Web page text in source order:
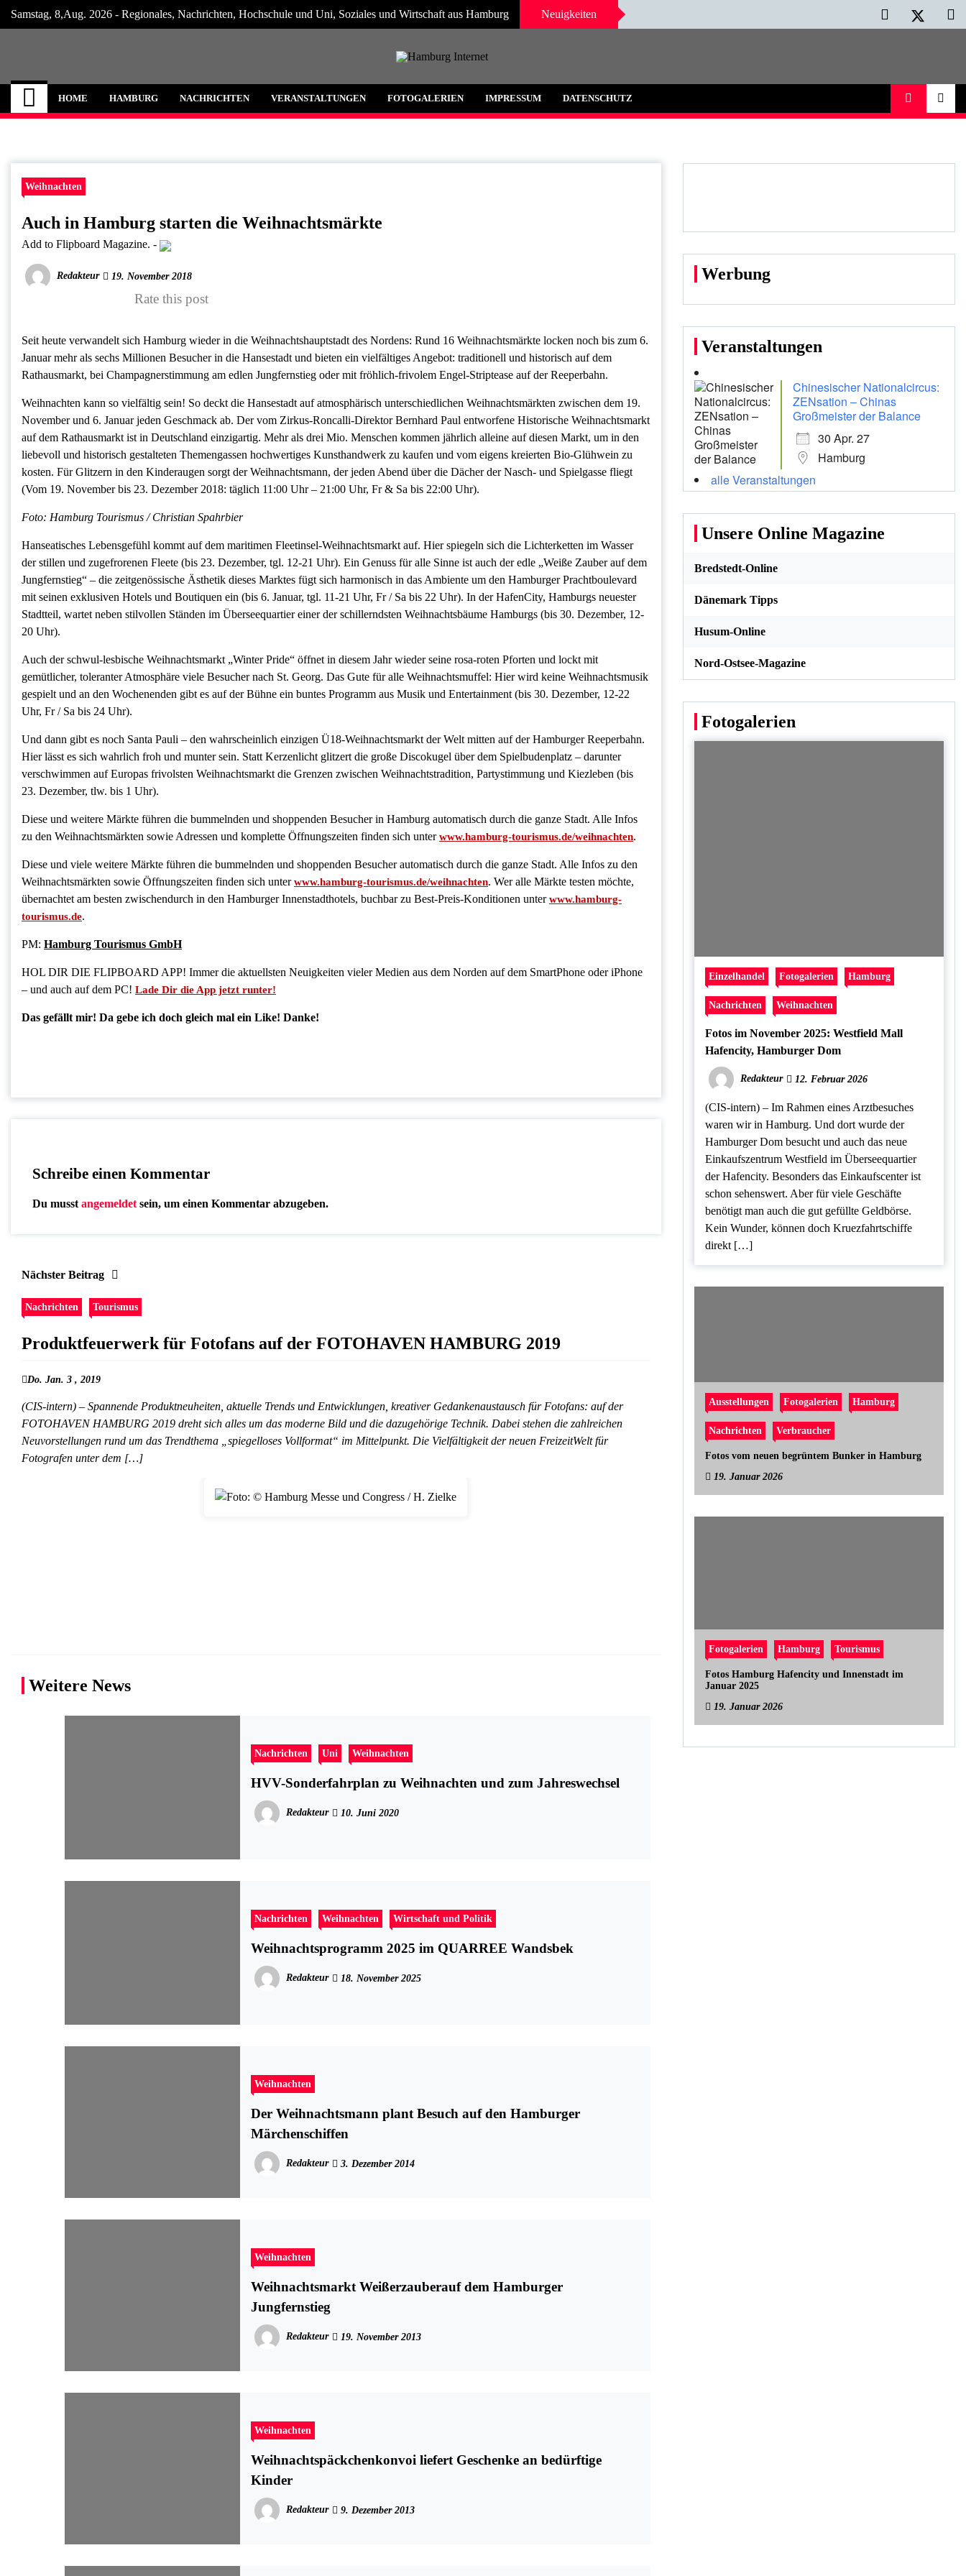
Skip
Samstag, 8,Aug. 2026 - Regionales, Nachrichten, Hochschule und Uni, Soziales und Wirtschaft aus Hamburg Neuigkeiten
Hamburg Internet
Neuigkeiten und Nachrichten aus Hamburg und Umgebung
HOME HAMBURG NACHRICHTEN VERANSTALTUNGEN FOTOGALERIEN IMPRESSUM DATENSCHUTZ
Weihnachten
Auch in Hamburg starten die Weihnachtsmärkte
Add to Flipboard Magazine. -
Redakteur 19. November 2018
Rate this post
Seit heute verwandelt sich Hamburg wieder in die Weihnachtshauptstadt des Nordens: Rund 16 Weihnachtsmärkte locken noch bis zum 6.
Januar mehr als sechs Millionen Besucher in die Hansestadt und bieten ein vielfältiges Angebot: traditionell und historisch auf dem
Rathausmarkt, bei Champagnerstimmung am edlen Jungfernstieg oder mit fröhlich-frivolem Engel-Striptease auf der Reeperbahn.
Weihnachten kann so vielfältig sein! So deckt die Hansestadt auf atmosphärisch unterschiedlichen Weihnachtsmärkten zwischen dem 19.
November und 6. Januar jeden Geschmack ab. Der vom Zirkus-Roncalli-Direktor Bernhard Paul entworfene Historische Weihnachtsmarkt
auf dem Rathausmarkt ist in Deutschland einzigartig. Mehr als drei Mio. Menschen kommen jährlich alleine auf diesen Markt, um in den
liebevoll und historisch gestalteten Themengassen hochwertiges Kunsthandwerk zu kaufen und vom eigens kreierten Bio-Glühwein zu
kosten. Für Glitzern in den Kinderaugen sorgt der Weihnachtsmann, der jeden Abend über die Dächer der Nasch- und Spielgasse fliegt
(Vom 19. November bis 23. Dezember 2018: täglich 11:00 Uhr – 21:00 Uhr, Fr & Sa bis 22:00 Uhr).
Foto: Hamburg Tourismus / Christian Spahrbier
Hanseatisches Lebensgefühl kommt auf dem maritimen Fleetinsel-Weihnachtsmarkt auf. Hier spiegeln sich die Lichterketten im Wasser
der stillen und zugefrorenen Fleete (bis 23. Dezember, tgl. 12-21 Uhr). Ein Genuss für alle Sinne ist auch der edle „Weiße Zauber auf dem
Jungfernstieg“ – die zeitgenössische Ästhetik dieses Marktes fügt sich harmonisch in das Ambiente um den Hamburger Prachtboulevard
mit seinen exklusiven Hotels und Boutiquen ein (bis 6. Januar, tgl. 11-21 Uhr, Fr / Sa bis 22 Uhr). In der HafenCity, Hamburgs neuester
Stadtteil, wartet neben stilvollen Ständen im Überseequartier einer der schillerndsten Weihnachtsbäume Hamburgs (bis 30. Dezember, 12-
20 Uhr).
Auch der schwul-lesbische Weihnachtsmarkt „Winter Pride“ öffnet in diesem Jahr wieder seine rosa-roten Pforten und lockt mit
gemütlicher, toleranter Atmosphäre viele Besucher nach St. Georg. Das Gute für alle Weihnachtsmuffel: Hier wird keine Weihnachtsmusik
gespielt und an den Wochenenden gibt es auf der Bühne ein buntes Programm aus Musik und Entertainment (bis 30. Dezember, 12-22
Uhr, Fr / Sa bis 24 Uhr).
Und dann gibt es noch Santa Pauli – den wahrscheinlich einzigen Ü18-Weihnachtsmarkt der Welt mitten auf der Hamburger Reeperbahn.
Hier lässt es sich wahrlich froh und munter sein. Statt Kerzenlicht glitzert die große Discokugel über dem Spielbudenplatz – darunter
verschwimmen auf Europas frivolsten Weihnachtsmarkt die Grenzen zwischen Weihnachtstradition, Partystimmung und Kiezleben (bis
23. Dezember, tlw. bis 1 Uhr).
Diese und weitere Märkte führen die bummelnden und shoppenden Besucher in Hamburg automatisch durch die ganze Stadt. Alle Infos
zu den Weihnachtsmärkten sowie Adressen und komplette Öffnungszeiten finden sich unterwww.hamburg-tourismus.de/weihnachten.
Diese und viele weitere Märkte führen die bummelnden und shoppenden Besucher automatisch durch die ganze Stadt. Alle Infos zu den
Weihnachtsmärkten sowie Öffnungszeiten finden sich unterwww.hamburg-tourismus.de/weihnachten. Wer alle Märkte testen möchte,
übernachtet am besten zwischendurch in den Hamburger Innenstadthotels, buchbar zu Best-Preis-Konditionen unterwww.hamburg-
tourismus.de.
PM: Hamburg Tourismus GmbH
HOL DIR DIE FLIPBOARD APP! Immer die aktuellsten Neuigkeiten vieler Medien aus dem Norden auf dem SmartPhone oder iPhone
– und auch auf dem PC! Lade Dir die App jetzt runter!
Das gefällt mir! Da gebe ich doch gleich mal ein Like! Danke!
Schreibe einen Kommentar
Du musst angemeldet sein, um einen Kommentar abzugeben.
Nächster Beitrag
Nachrichten Tourismus
Produktfeuerwerk für Fotofans auf der FOTOHAVEN HAMBURG 2019
Do. Jan. 3 , 2019
(CIS-intern) – Spannende Produktneuheiten, aktuelle Trends und Entwicklungen, kreativer Gedankenaustausch für Fotofans: auf der
FOTOHAVEN HAMBURG 2019 dreht sich alles um das moderne Bild und die dazugehörige Technik. Dabei stehen die zahlreichen
Neuvorstellungen rund um das Trendthema „spiegelloses Vollformat“ im Mittelpunkt. Die Vielfältigkeit der neuen FreizeitWelt für
Fotografen unter dem […]
Weitere News
Nachrichten Uni Weihnachten
HVV-Sonderfahrplan zu Weihnachten und zum Jahreswechsel
Redakteur 10. Juni 2020
Nachrichten Weihnachten Wirtschaft und Politik
Weihnachtsprogramm 2025 im QUARREE Wandsbek
Redakteur 18. November 2025
Weihnachten
Der Weihnachtsmann plant Besuch auf den Hamburger
Märchenschiffen
Redakteur 3. Dezember 2014
Weihnachten
Weihnachtsmarkt Weißerzauberauf dem Hamburger
Jungfernstieg
Redakteur 19. November 2013
Weihnachten
Weihnachtspäckchenkonvoi liefert Geschenke an bedürftige
Kinder
Redakteur 9. Dezember 2013
Werbung
Veranstaltungen
Chinesischer Nationalcircus:
ZENsation – Chinas
Großmeister der Balance
30 Apr. 27
Hamburg
alle Veranstaltungen
Unsere Online Magazine
Bredstedt-Online
Dänemark Tipps
Husum-Online
Nord-Ostsee-Magazine
Fotogalerien
Einzelhandel Fotogalerien Hamburg
Nachrichten Weihnachten
Fotos im November 2025: Westfield Mall
Hafencity, Hamburger Dom
Redakteur 12. Februar 2026
(CIS-intern) – Im Rahmen eines Arztbesuches
waren wir in Hamburg. Und dort wurde der
Hamburger Dom besucht und auch das neue
Einkaufszentrum Westfield im Überseequartier
der Hafencity. Besonders das Einkaufscenter ist
schon sehenswert. Aber für viele Geschäfte
benötigt man auch die gut gefüllte Geldbörse.
Kein Wunder, können doch Kruezfahrtschiffe
direkt […]
Ausstellungen Fotogalerien Hamburg
Nachrichten Verbraucher
Fotos vom neuen begrüntem Bunker in Hamburg
19. Januar 2026
Fotogalerien Hamburg Tourismus
Fotos Hamburg Hafencity und Innenstadt im
Januar 2025
19. Januar 2026